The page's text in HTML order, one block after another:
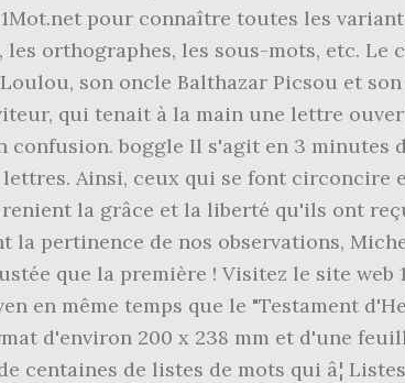
pour connaître toutes les
orthographes, les sous-mots, etc.
son oncle Balthazar Picsou et
qui tenait à la main une lettre
boggle Il s'agit en 3 minutes
Ainsi, ceux qui se font
la grâce et la liberté qu'ils ont
la pertinence de nos observations,
que la première ! Visitez le site
en même temps que le "Testament
d'environ 200 x 238 mm et d'une
centaines de listes de mots qui â¦